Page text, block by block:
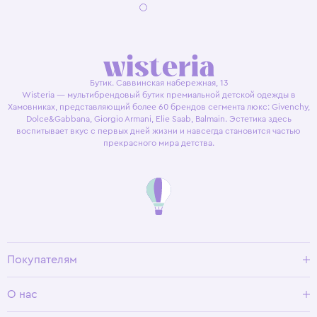
Бутик. Саввинская набережная, 13
Wisteria — мультибрендовый бутик премиальной детской одежды в
Хамовниках, представляющий более 60 брендов сегмента люкс: Givenchy,
Dolce&Gabbana, Giorgio Armani, Elie Saab, Balmain. Эстетика здесь
воспитывает вкус с первых дней жизни и навсегда становится частью
прекрасного мира детства.
Покупателям
Условия возврата
О нас